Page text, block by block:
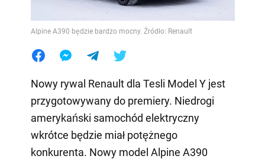
Alpine A390 będzie bardzo mocny. Źródło: Renault
Nowy rywal Renault dla Tesli Model Y jest
przygotowywany do premiery. Niedrogi
amerykański samochód elektryczny
wkrótce będzie miał potężnego
konkurenta. Nowy model Alpine A390